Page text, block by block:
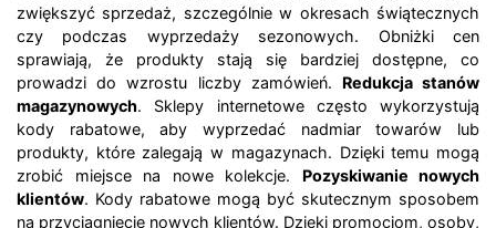
zwiększyć sprzedaż, szczególnie w okresach świątecznych
czy podczas wyprzedaży sezonowych. Obniżki cen
sprawiają, że produkty stają się bardziej dostępne, co
prowadzi do wzrostu liczby zamówień. Redukcja stanów
magazynowych. Sklepy internetowe często wykorzystują
kody rabatowe, aby wyprzedać nadmiar towarów lub
produkty, które zalegają w magazynach. Dzięki temu mogą
zrobić miejsce na nowe kolekcje. Pozyskiwanie nowych
klientów. Kody rabatowe mogą być skutecznym sposobem
na przyciągnięcie nowych klientów. Dzięki promocjom, osoby,